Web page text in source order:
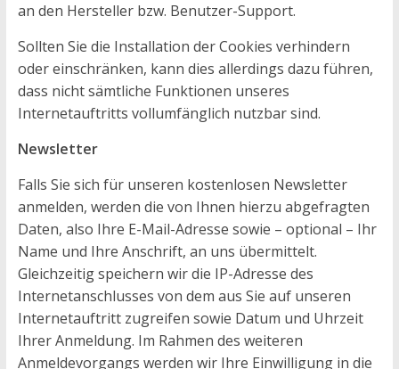
an den Hersteller bzw. Benutzer-Support.
Sollten Sie die Installation der Cookies verhindern
oder einschränken, kann dies allerdings dazu führen,
dass nicht sämtliche Funktionen unseres
Internetauftritts vollumfänglich nutzbar sind.
Newsletter
Falls Sie sich für unseren kostenlosen Newsletter
anmelden, werden die von Ihnen hierzu abgefragten
Daten, also Ihre E-Mail-Adresse sowie – optional – Ihr
Name und Ihre Anschrift, an uns übermittelt.
Gleichzeitig speichern wir die IP-Adresse des
Internetanschlusses von dem aus Sie auf unseren
Internetauftritt zugreifen sowie Datum und Uhrzeit
Ihrer Anmeldung. Im Rahmen des weiteren
Anmeldevorgangs werden wir Ihre Einwilligung in die